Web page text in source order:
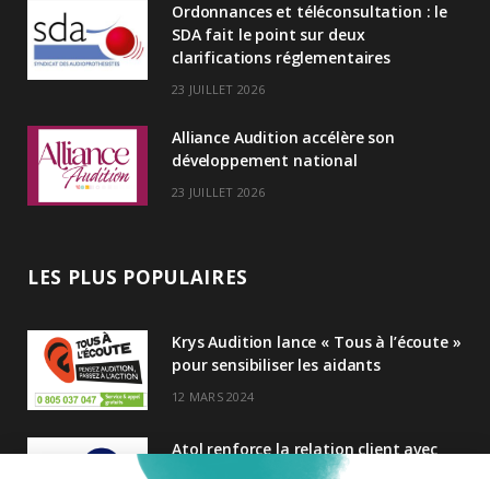
n
Ordonnances et téléconsultation : le
SDA fait le point sur deux
clarifications réglementaires
23 JUILLET 2026
Alliance Audition accélère son
développement national
23 JUILLET 2026
LES PLUS POPULAIRES
Krys Audition lance « Tous à l’écoute »
pour sensibiliser les aidants
12 MARS 2024
Atol renforce la relation client avec
une nouvelle campagne axée sur la